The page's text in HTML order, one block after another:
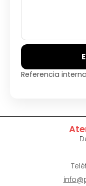
Referencia